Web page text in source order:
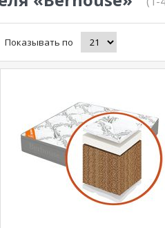
Показывать по